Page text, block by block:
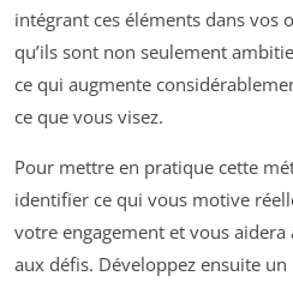
intégrant ces éléments dans vos
qu’ils sont non seulement
ce qui augmente
ce que vous visez.
Pour mettre en pratique cette
identifier ce qui vous motive
votre engagement et vous
aux défis. Développez ensuite un